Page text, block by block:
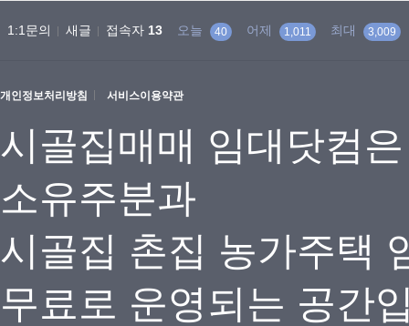
1:1문의 새글 접속자 13 오늘 40 어제 1,011 최대 3,009
개인정보처리방침 서비스이용약관
시골집매매 임대닷컴
소유주분과
시골집 촌집 농가주택
무료로 운영되는 공간